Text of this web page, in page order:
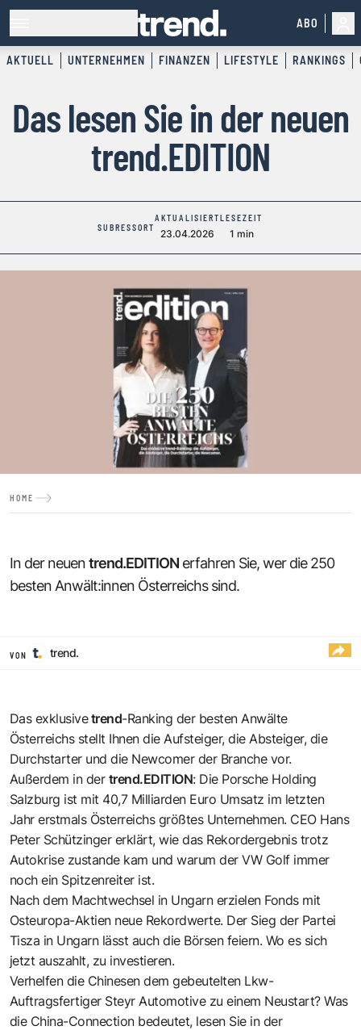
ABO
AKTUELL UNTERNEHMEN FINANZEN LIFESTYLE RANKINGS
Das lesen Sie in der neuen
trend.EDITION
SUBRESSORT
AKTUALISIERT
23.04.2026
LESEZEIT
1 min
HOME
In der neuentrend.EDITION erfahren Sie, wer die 250
besten Anwält:innen Österreichs sind.
VON trend.
Das exklusivetrend-Ranking der besten Anwälte
Österreichs stellt Ihnen die Aufsteiger, die Absteiger, die
Durchstarter und die Newcomer der Branche vor.
Außerdem in der trend.EDITION: Die Porsche Holding
Salzburg ist mit 40,7 Milliarden Euro Umsatz im letzten
Jahr erstmals Österreichs größtes Unternehmen. CEO Hans
Peter Schützinger erklärt, wie das Rekordergebnis trotz
Autokrise zustande kam und warum der VW Golf immer
noch ein Spitzenreiter ist.
Nach dem Machtwechsel in Ungarn erzielen Fonds mit
Osteuropa-Aktien neue Rekordwerte. Der Sieg der Partei
Tisza in Ungarn lässt auch die Börsen feiern. Wo es sich
jetzt auszahlt, zu investieren.
Verhelfen die Chinesen dem gebeutelten Lkw-
Auftragsfertiger Steyr Automotive zu einem Neustart? Was
die China-Connection bedeutet, lesen Sie in der